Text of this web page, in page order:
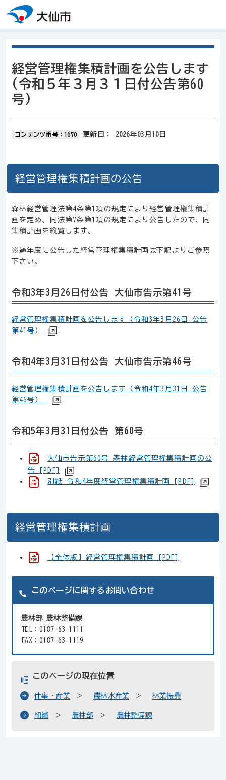
本文へスキップ
経営管理権集積計画を公告します
(令和５年３月３１日付公告第60
号)
コンテンツ番号：1670 更新日： 2026年03月10日
経営管理権集積計画の公告
森林経営管理法第4条第1項の規定により経営管理権集積計
画を定め、同法第7条第1項の規定により公告したので、同
集積計画を縦覧します。
※過年度に公告した経営管理権集積計画は下記よりご参照
下さい。
令和3年3月26日付公告 大仙市告示第41号
経営管理権集積計画を公告します（令和3年3月26日 公告
第41号）
令和4年3月31日付公告 大仙市告示第46号
経営管理権集積計画を公告します（令和4年3月31日 公告
第46号）
令和5年3月31日付公告 第60号
大仙市告示第60号_森林経営管理権集積計画の公
告 [PDF]
別紙_令和4年度経営管理権集積計画 [PDF]
経営管理権集積計画
【全体版】経営管理権集積計画 [PDF]
このページに関するお問い合わせ
農林部 農林整備課
TEL：0187-63-1111
FAX：0187-63-1119
このページの現在位置
仕事・産業 農林水産業 林業振興
組織 農林部 農林整備課